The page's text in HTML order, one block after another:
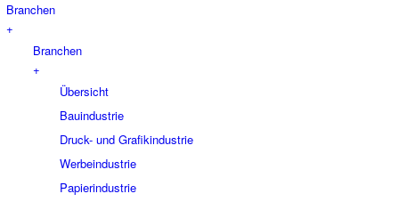
Branchen
+
Branchen
+
Übersicht
Bauindustrie
Druck- und Grafikindustrie
Werbeindustrie
Papierindustrie